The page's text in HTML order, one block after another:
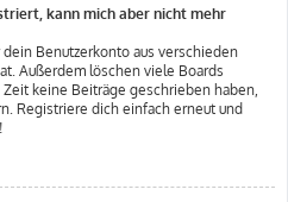
kann mich aber nicht mehr
Benutzerkonto aus verschieden
Außerdem löschen viele Boards
keine Beiträge geschrieben haben,
Registriere dich einfach erneut und